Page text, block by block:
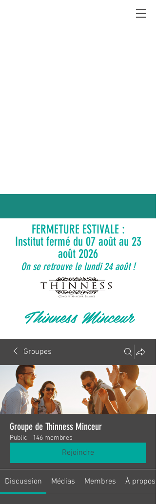
FERMETURE ESTIVALE :
Institut fermé du 07 août au 23
août 2026
On se retrouve le lundi 24 août !
Thinness Minceur
Groupes
Groupe de Thinness Minceur
Public · 146 membres
Rejoindre
Discussion Médias Membres À propos